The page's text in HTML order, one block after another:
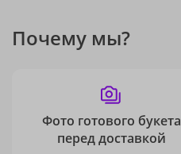
Почему мы?
Фото готового букета
перед доставкой